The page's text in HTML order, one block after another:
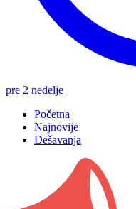
pre 2 nedelje
Početna
Najnovije
Dešavanja